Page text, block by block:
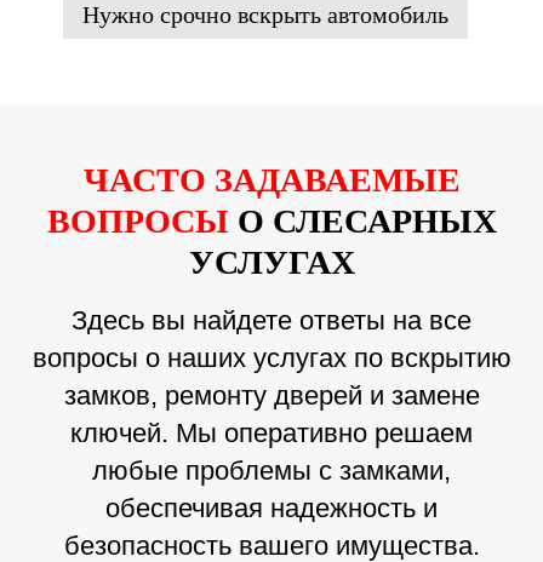
Нужно срочно вскрыть автомобиль
ЧАСТО ЗАДАВАЕМЫЕ
ВОПРОСЫ О СЛЕСАРНЫХ
УСЛУГАХ
Здесь вы найдете ответы на все
вопросы о наших услугах по вскрытию
замков, ремонту дверей и замене
ключей. Мы оперативно решаем
любые проблемы с замками,
обеспечивая надежность и
безопасность вашего имущества.